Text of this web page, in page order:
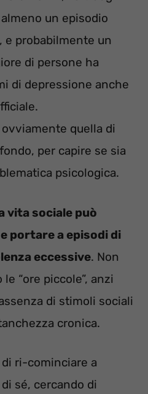
un episodio
e probabilmente un
di persone ha
di depressione anche
quella di
per capire se sia
psicologica.
vita sociale può
portare a episodi di
eccessive. Non
“ore piccole”, anzi
di stimoli sociali
cronica.
ri-cominciare a
sé, cercando di